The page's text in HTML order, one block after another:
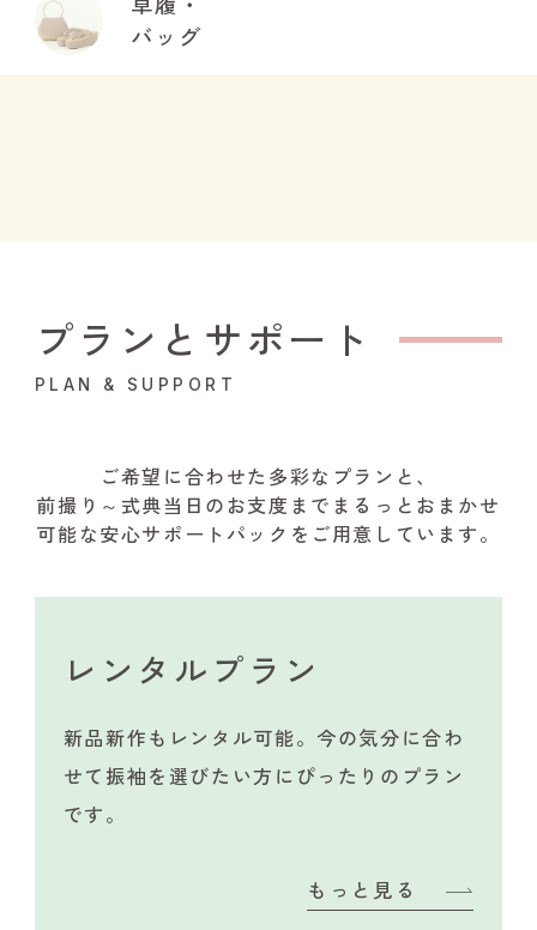
バッグ
プランとサポート
PLAN & SUPPORT
ご希望に合わせた多彩なプランと、
前撮り～式典当日のお支度までまるっとおまかせ
可能な安心サポートパックをご用意しています。
レンタルプラン
新品新作もレンタル可能。今の気分に合わ
せて振袖を選びたい方にぴったりのプラン
です。
もっと見る